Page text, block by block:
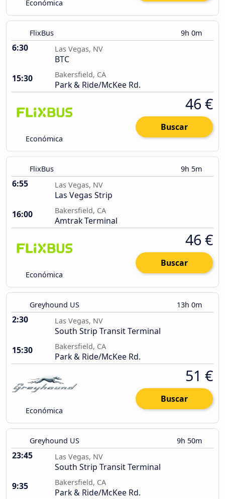
Económica
FlixBus 9h 0m
6:30 Las Vegas, NV
BTC
15:30
Bakersfield, CA
Park & Ride/McKee Rd.
Económica
46 €
Buscar
FlixBus 9h 5m
6:55 Las Vegas, NV
Las Vegas Strip
16:00
Bakersfield, CA
Amtrak Terminal
Económica
46 €
Buscar
Greyhound US 13h 0m
2:30 Las Vegas, NV
South Strip Transit Terminal
15:30
Bakersfield, CA
Park & Ride/McKee Rd.
Económica
51 €
Buscar
Greyhound US 9h 50m
23:45 Las Vegas, NV
South Strip Transit Terminal
9:35
Bakersfield, CA
Park & Ride/McKee Rd.